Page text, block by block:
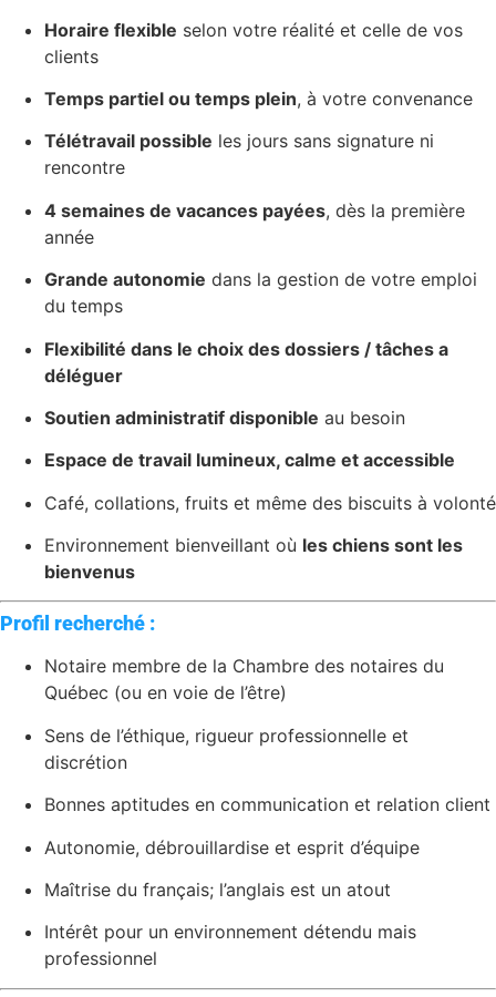
Horaire flexible selon votre réalité et celle de vos
clients
Temps partiel ou temps plein, à votre convenance
Télétravail possible les jours sans signature ni
rencontre
4 semaines de vacances payées, dès la première
année
Grande autonomie dans la gestion de votre emploi
du temps
Flexibilité dans le choix des dossiers / tâches a
déléguer
Soutien administratif disponible au besoin
Espace de travail lumineux, calme et accessible
Café, collations, fruits et même des biscuits à volonté
Environnement bienveillant où les chiens sont les
bienvenus
Profil recherché :
Notaire membre de la Chambre des notaires du
Québec (ou en voie de l’être)
Sens de l’éthique, rigueur professionnelle et
discrétion
Bonnes aptitudes en communication et relation client
Autonomie, débrouillardise et esprit d’équipe
Maîtrise du français; l’anglais est un atout
Intérêt pour un environnement détendu mais
professionnel